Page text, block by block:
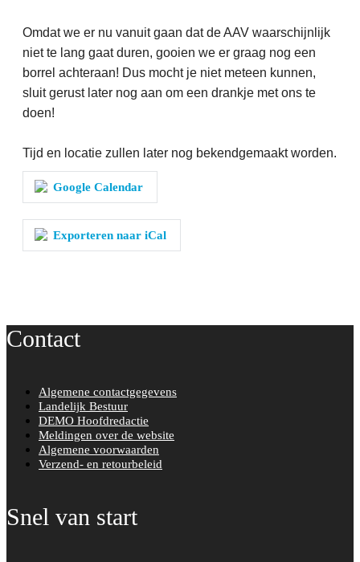
Omdat we er nu vanuit gaan dat de AAV waarschijnlijk
niet te lang gaat duren, gooien we er graag nog een
borrel achteraan! Dus mocht je niet meteen kunnen,
sluit gerust later nog aan om een drankje met ons te
doen!
Tijd en locatie zullen later nog bekendgemaakt worden.
Google Calendar
Exporteren naar iCal
Contact
Algemene contactgegevens
Landelijk Bestuur
DEMO Hoofdredactie
Meldingen over de website
Algemene voorwaarden
Verzend- en retourbeleid
Snel van start